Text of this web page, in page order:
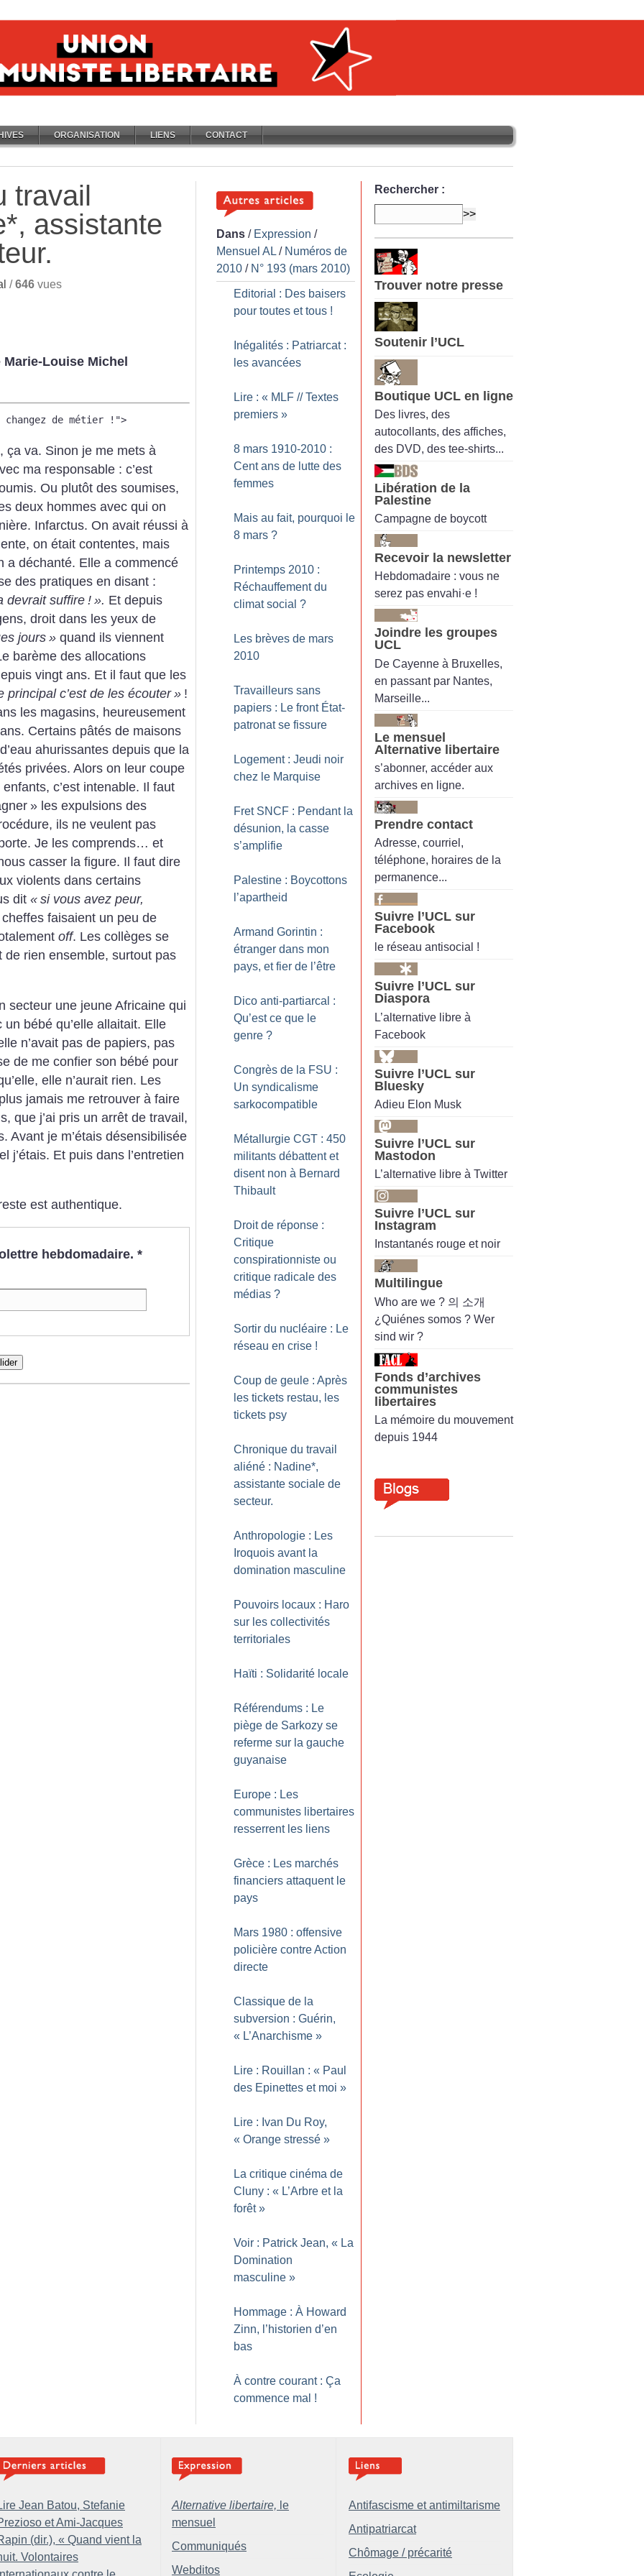
ORGANISATION LIENS CONTACT
travail
assistante
/646 vues
Louise Michel
de métier !">
ça va. Sinon je me mets à
ma responsable : c’est
Ou plutôt des soumises,
deux hommes avec qui on
Infarctus. On avait réussi à
on était contentes, mais
a déchanté. Elle a commencé
des pratiques en disant :
devrait suffire ! ». Et depuis
droit dans les yeux de
jours» quand ils viennent
barème des allocations
vingt ans. Et il faut que les
principal c’est de les écouter » !
les magasins, heureusement
Certains pâtés de maisons
ahurissantes depuis que la
privées. Alors on leur coupe
c’est intenable. Il faut
» les expulsions des
ils ne veulent pas
Je les comprends… et
casser la figure. Il faut dire
violents dans certains
dit « si vous avez peur,
faisaient un peu de
off. Les collèges se
rien ensemble, surtout pas
secteur une jeune Africaine qui
bébé qu’elle allaitait. Elle
n’avait pas de papiers, pas
de me confier son bébé pour
elle n’aurait rien. Les
jamais me retrouver à faire
que j’ai pris un arrêt de travail,
Avant je m’étais désensibilisée
j’étais. Et puis dans l’entretien
est authentique.
hebdomadaire. *
Dans / Expression /
Mensuel AL / Numéros de
2010 / N° 193 (mars 2010)
Editorial : Des baisers
pour toutes et tous !
Inégalités : Patriarcat :
les avancées
Lire : « MLF // Textes
premiers »
8 mars 1910-2010 :
Cent ans de lutte des
femmes
Mais au fait, pourquoi le
8 mars ?
Printemps 2010 :
Réchauffement du
climat social ?
Les brèves de mars
2010
Travailleurs sans
papiers : Le front État-
patronat se fissure
Logement : Jeudi noir
chez le Marquise
Fret SNCF : Pendant la
désunion, la casse
s’amplifie
Palestine : Boycottons
l’apartheid
Armand Gorintin :
étranger dans mon
pays, et fier de l’être
Dico anti-partiarcal :
Qu’est ce que le
genre ?
Congrès de la FSU :
Un syndicalisme
sarkocompatible
Métallurgie CGT : 450
militants débattent et
disent non à Bernard
Thibault
Droit de réponse :
Critique
conspirationniste ou
critique radicale des
médias ?
Sortir du nucléaire : Le
réseau en crise !
Coup de geule : Après
les tickets restau, les
tickets psy
Chronique du travail
aliéné : Nadine*,
assistante sociale de
secteur.
Anthropologie : Les
Iroquois avant la
domination masculine
Pouvoirs locaux : Haro
sur les collectivités
territoriales
Haïti : Solidarité locale
Référendums : Le
piège de Sarkozy se
referme sur la gauche
guyanaise
Europe : Les
communistes libertaires
resserrent les liens
Grèce : Les marchés
financiers attaquent le
pays
Mars 1980 : offensive
policière contre Action
directe
Classique de la
subversion : Guérin,
« L’Anarchisme »
Lire : Rouillan : « Paul
des Epinettes et moi »
Lire : Ivan Du Roy,
« Orange stressé »
La critique cinéma de
Cluny : « L’Arbre et la
forêt »
Voir : Patrick Jean, « La
Domination
masculine »
Hommage : À Howard
Zinn, l’historien d’en
bas
À contre courant : Ça
commence mal !
Rechercher :
Trouver notre presse
Soutenir l’UCL
Boutique UCL en ligne
Des livres, des
autocollants, des affiches,
des DVD, des tee-shirts...
Libération de la
Palestine
Campagne de boycott
Recevoir la newsletter
Hebdomadaire : vous ne
serez pas envahi·e !
Joindre les groupes
UCL
De Cayenne à Bruxelles,
en passant par Nantes,
Marseille...
Le mensuel
Alternative libertaire
s’abonner, accéder aux
archives en ligne.
Prendre contact
Adresse, courriel,
téléphone, horaires de la
permanence...
Suivre l’UCL sur
Facebook
le réseau antisocial !
Suivre l’UCL sur
Diaspora
L’alternative libre à
Facebook
Suivre l’UCL sur
Bluesky
Adieu Elon Musk
Suivre l’UCL sur
Mastodon
L’alternative libre à Twitter
Suivre l’UCL sur
Instagram
Instantanés rouge et noir
Multilingue
Who are we ? 의 소개
¿Quiénes somos ? Wer
sind wir ?
Fonds d’archives
communistes
libertaires
La mémoire du mouvement
depuis 1944
Jean Batou, Stefanie
et Ami-Jacques
(dir.), « Quand vient la
Volontaires
Alternative libertaire, le
mensuel
Communiqués
Webditos
Antifascisme et antimiltarisme
Antipatriarcat
Chômage / précarité